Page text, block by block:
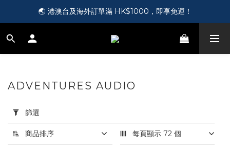
🎵 第一次接觸訂製耳機？歡迎到 Showroom 免費體驗【按此】
🌏 港澳台及海外訂單滿 HK$1000，即享免運！
🛍️ 成為新會員即送您 HK$50，即領即用！【按此】
用
篩
選
(0/20)
ADVENTURES AUDIO
篩選
商品排序 每頁顯示 72 個